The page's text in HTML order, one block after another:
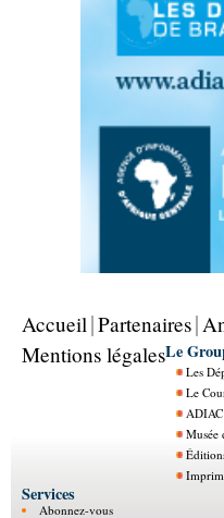
Accueil Partenaires
Mentions légalesLe
Les
Le
Musée
Services
Abonnez-vous